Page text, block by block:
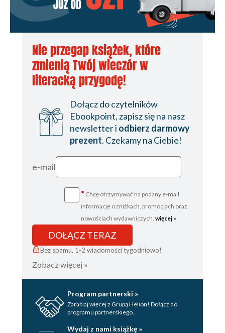
Nie przegap książek, które
zmienią Twój wieczór w
literacką przygodę!
Dołącz do czytelników
Ebookpoint, zapisz się na nasz
newsletter i odbierz darmowy
prezent. Czekamy na Ciebie!
e-mail
* Chcę otrzymywać na podany e-mail
informacje o zniżkach, promocjach oraz
nowościach wydawniczych. więcej »
DOŁĄCZ TERAZ
Bez spamu, 1-2 wiadomości tygodniowo!
Zobacz więcej »
Program partnerski »
Zarabiaj więcej z Grupą Helion! Dołącz do
programu partnerskiego.
Wydaj z nami książkę »